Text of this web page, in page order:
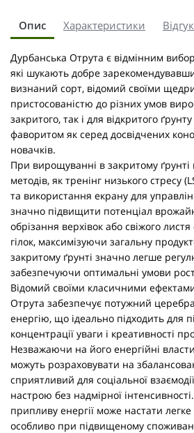
Опис Характеристики
Дурбанська Отрута є відмінним
які шукають добре
визнаний сорт, відомий своїми
пристосованістю до різних умов
закритого, так і для відкритого
фаворитом як серед досвідчених
новачків.
При вирощуванні в закритому
методів, як тренінг низького стресу
та використання екрану для
значно підвищити потенціал
обрізання верхівок або свіжого
гілок, максимізуючи загальну
закритому ґрунті значно легше
забезпечуючи оптимальні умови
Відомий своїми класичними
Отрута забезпечує потужний
енергію, що ідеально підходить для
концентрації уваги і креативності
Незважаючи на його енергійні
можуть розраховувати на
сприятливий для соціальної
настрою без надмірної
припливу енергії може настати
особливо при підвищеному